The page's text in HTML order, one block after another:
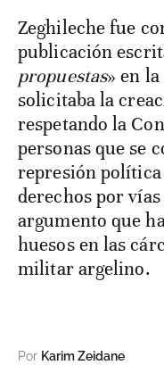
Zeghileche fue
publicación
propuestas» en
solicitaba la
respetando la
personas que se
represión
derechos por
argumento que
huesos en las
militar argelino.
Por Karim Zeidane